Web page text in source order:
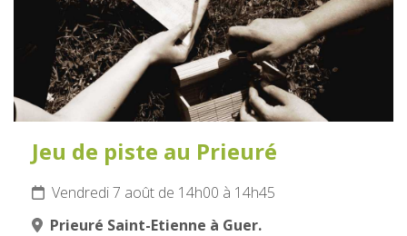
Jeu de piste au Prieuré
Vendredi 7 août de 14h00 à 14h45
Prieuré Saint-Etienne à Guer.